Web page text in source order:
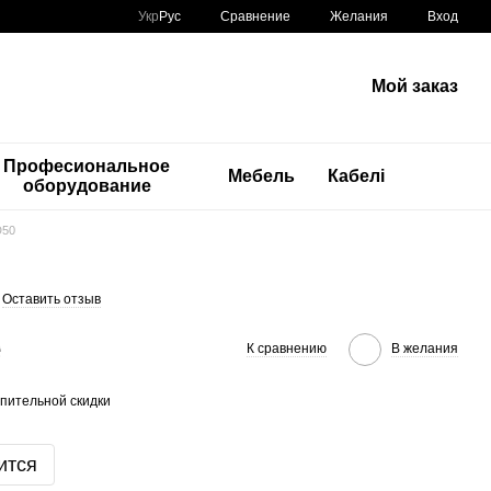
Укр Рус Сравнение Желания Вход
Мой заказ
Професиональное
оборудование
Мебель Кабелі
Оставить отзыв
К сравнению В желания
скидки